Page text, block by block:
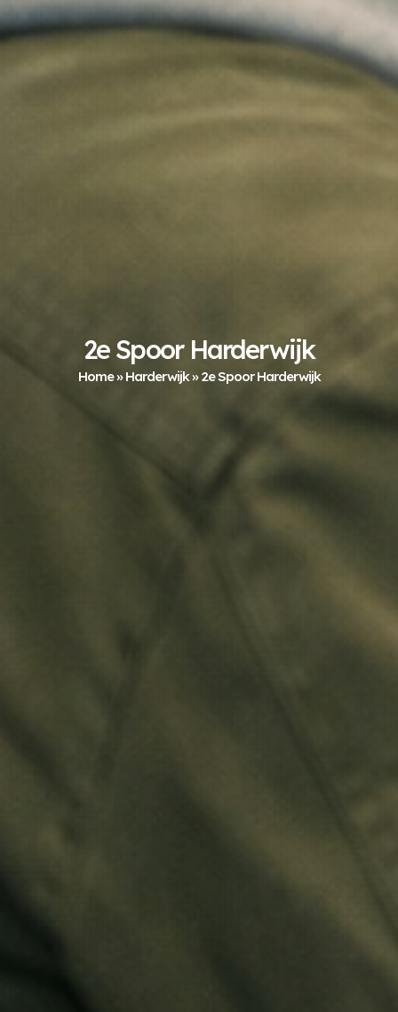
2e Spoor Harderwijk
Home»Harderwijk»2e Spoor Harderwijk